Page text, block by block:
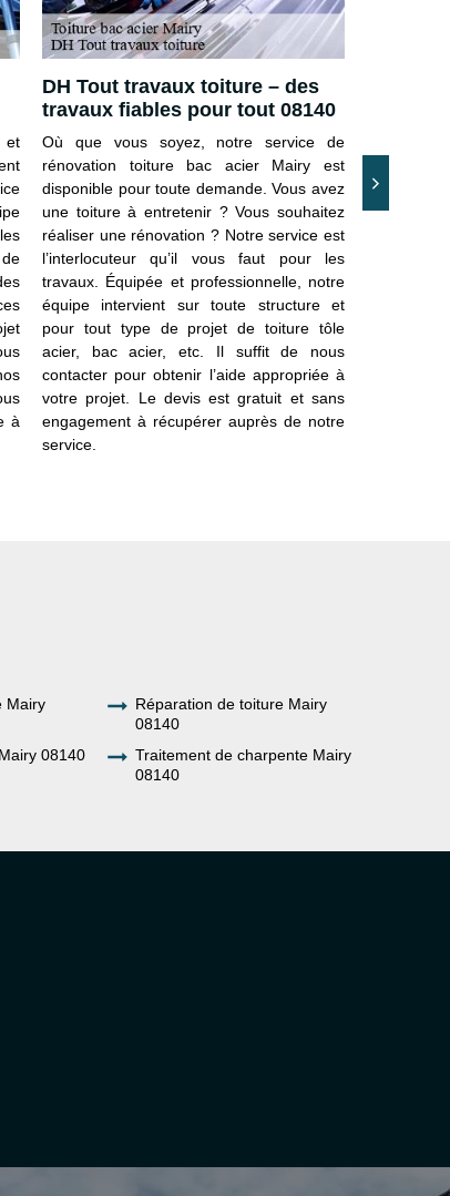
et
à
DH Tout travaux toiture – des
travaux fiables pour tout 08140
Où que vous soyez, notre service de
rénovation toiture bac acier Mairy est
disponible pour toute demande. Vous avez
une toiture à entretenir ? Vous souhaitez
réaliser une rénovation ? Notre service est
l’interlocuteur qu’il vous faut pour les
travaux. Équipée et professionnelle, notre
équipe intervient sur toute structure et
pour tout type de projet de toiture tôle
acier, bac acier, etc. Il suffit de nous
contacter pour obtenir l’aide appropriée à
votre projet. Le devis est gratuit et sans
engagement à récupérer auprès de notre
service.
pouvez
dans le
Mairy
Réparation de toiture Mairy
08140
08140
Traitement de charpente Mairy
08140